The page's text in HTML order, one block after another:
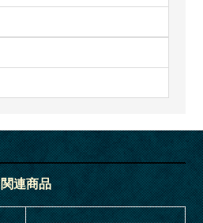
関連商品